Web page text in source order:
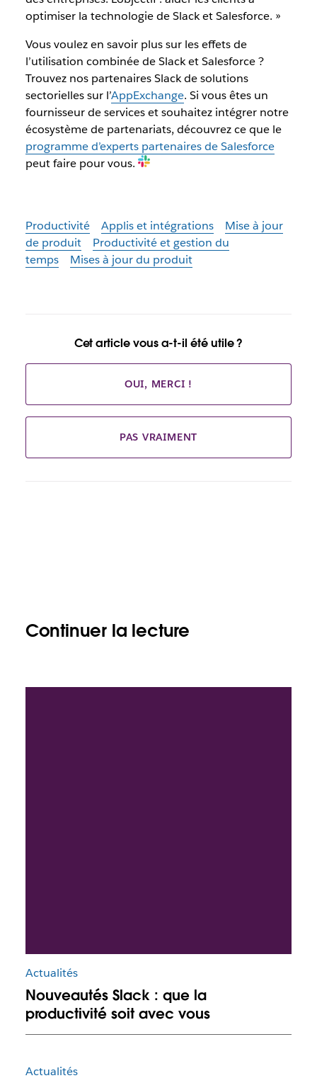
optimiser la technologie de Slack et Salesforce. »
Vous voulez en savoir plus sur les effets de
l’utilisation combinée de Slack et Salesforce ?
Trouvez nos partenaires Slack de solutions
sectorielles sur l’AppExchange. Si vous êtes un
fournisseur de services et souhaitez intégrer notre
écosystème de partenariats, découvrez ce que le
programme d’experts partenaires de Salesforce
peut faire pour vous.
Productivité Applis et intégrations
Mise à jour
de produit
Productivité et gestion du
temps
Mises à jour du produit
Cet article vous a-t-il été utile ?
OUI, MERCI !
PAS VRAIMENT
Continuer la lecture
Actualités
Nouveautés Slack : que la
productivité soit avec vous
Actualités